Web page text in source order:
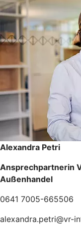
Alexandra Petri
Ansprechpartnerin
Außenhandel
0641 7005-665506
alexandra.petri@vr-